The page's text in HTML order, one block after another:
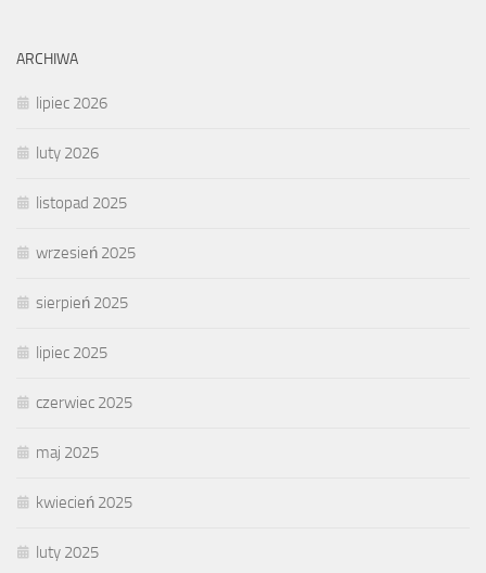
ARCHIWA
lipiec 2026
luty 2026
listopad 2025
wrzesień 2025
sierpień 2025
lipiec 2025
czerwiec 2025
maj 2025
kwiecień 2025
luty 2025